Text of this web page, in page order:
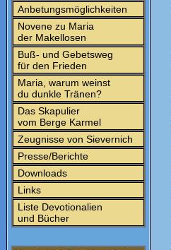
Anbetungsmöglichkeiten
Novene zu Maria
der Makellosen
Buß- und Gebetsweg
für den Frieden
Maria, warum weinst
du dunkle Tränen?
Das Skapulier
vom Berge Karmel
Zeugnisse von Sievernich
Presse/Berichte
Downloads
Links
Liste Devotionalien
und Bücher